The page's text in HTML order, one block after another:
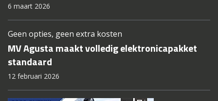
6 maart 2026
Geen opties, geen extra kosten
MV Agusta maakt volledig elektronicapakket
standaard
12 februari 2026